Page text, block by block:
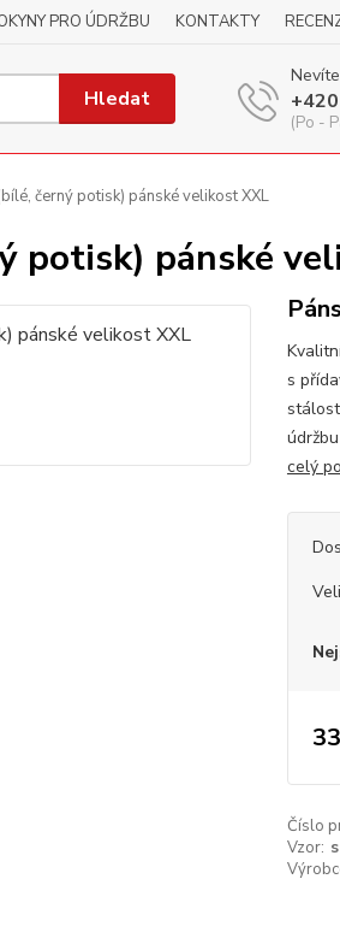
PRO ÚDRŽBU KONTAKTY
Hledat
(Po -
černý potisk) pánské velikost XXL
potisk) pánské
s
celý
Číslo
Vzor: